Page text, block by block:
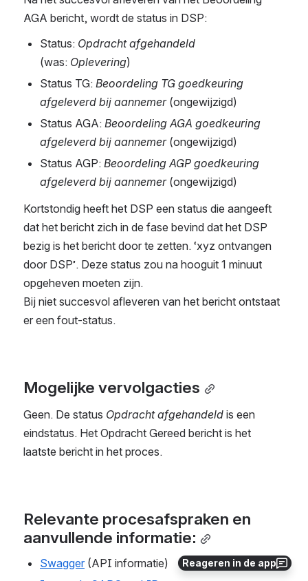
Reageren in de app
AGA bericht, wordt de status in DSP:
Status: Opdracht afgehandeld
(was: Oplevering)
Status TG: Beoordeling TG goedkeuring
afgeleverd bij aannemer (ongewijzigd)
Status AGA: Beoordeling AGA goedkeuring
afgeleverd bij aannemer (ongewijzigd)
Status AGP: Beoordeling AGP goedkeuring
afgeleverd bij aannemer (ongewijzigd)
Kortstondig heeft het DSP een status die aangeeft
dat het bericht zich in de fase bevind dat het DSP
bezig is het bericht door te zetten. ‘xyz ontvangen
door DSP’. Deze status zou na hooguit 1 minuut
opgeheven moeten zijn.
Bij niet succesvol afleveren van het bericht ontstaat
er een fout-status.
Mogelijke vervolgacties
Geen. De status Opdracht afgehandeld is een
eindstatus. Het Opdracht Gereed bericht is het
laatste bericht in het proces.
Relevante procesafspraken en
aanvullende informatie:
Swagger (API informatie)